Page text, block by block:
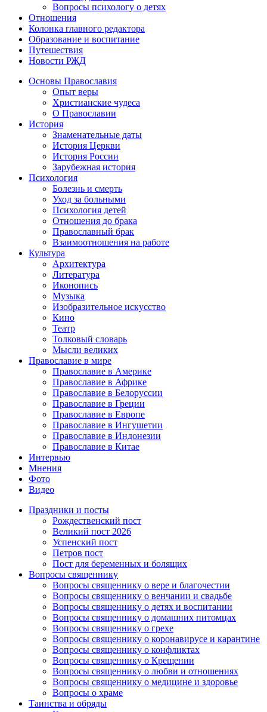
Вопросы психологу о детях
Отношения
Колонка главного редактора
Образование и воспитание
Путешествия
Новости РЖД
Основы Православия
Опыт веры
Христианские чудеса
О Православии
История
Знаменательные даты
История Церкви
История России
Зарубежная история
Психология
Болезнь и смерть
Уход за больными
Психология детей
Отношения до брака
Православный брак
Взаимоотношения на работе
Культура
Архитектура
Литература
Иконопись
Музыка
Изобразительное искусство
Кино
Театр
Толковый словарь
Мысли великих
Православие в мире
Православие в Америке
Православие в Африке
Православие в Белоруссии
Православие в Греции
Православие в Европе
Православие в Ингушетии
Православие в Индонезии
Православие в Китае
Интервью
Мнения
Фото
Видео
Праздники и посты
Рождественский пост
Великий пост 2026
Успенский пост
Петров пост
Пост для беременных и болящих
Вопросы священнику
Вопросы священнику о вере и благочестии
Вопросы священнику о венчании и свадьбе
Вопросы священнику о детях и воспитании
Вопросы священнику о домашних питомцах
Вопросы священнику о грехе
Вопросы священнику о коронавирусе и карантине
Вопросы священнику о конфликтах
Вопросы священнику о Крещении
Вопросы священнику о любви и отношениях
Вопросы священнику о медицине и здоровье
Вопросы о храме
Таинства и обряды